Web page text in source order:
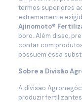
termos superiores
extremamente
Ajinomoto®
boro. Além disso,
contar com
possuem essa
Sobre a Divisão
A divisão
produzir